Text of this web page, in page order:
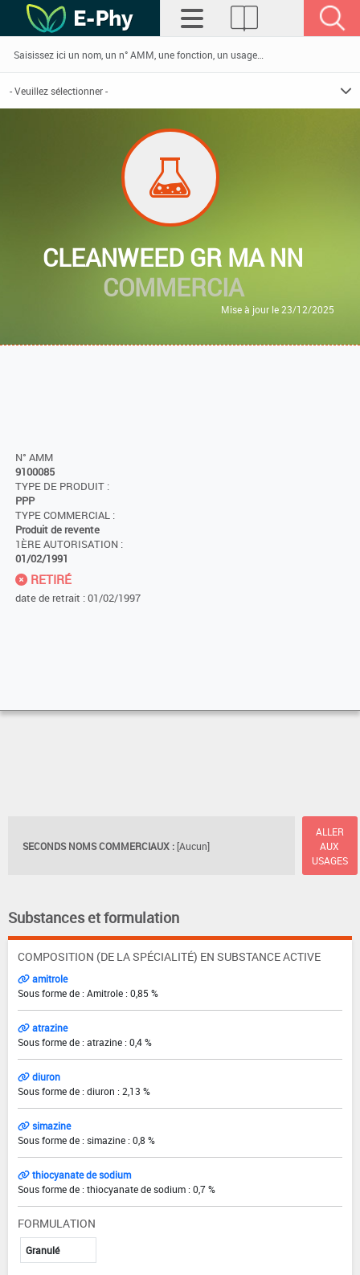
CLEANWEED GR MA NN
COMMERCIA
Mise à jour le 23/12/2025
N° AMM
9100085
TYPE DE PRODUIT :
PPP
TYPE COMMERCIAL :
Produit de revente
1ÈRE AUTORISATION :
01/02/1991
RETIRÉ
date de retrait : 01/02/1997
SECONDS NOMS COMMERCIAUX : [Aucun]
ALLER
AUX
USAGES
Substances et formulation
COMPOSITION (DE LA SPÉCIALITÉ) EN SUBSTANCE ACTIVE
amitrole
Sous forme de : Amitrole : 0,85 %
atrazine
Sous forme de : atrazine : 0,4 %
diuron
Sous forme de : diuron : 2,13 %
simazine
Sous forme de : simazine : 0,8 %
thiocyanate de sodium
Sous forme de : thiocyanate de sodium : 0,7 %
FORMULATION
Granulé